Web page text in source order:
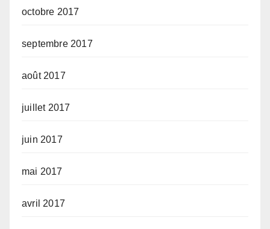
octobre 2017
septembre 2017
août 2017
juillet 2017
juin 2017
mai 2017
avril 2017